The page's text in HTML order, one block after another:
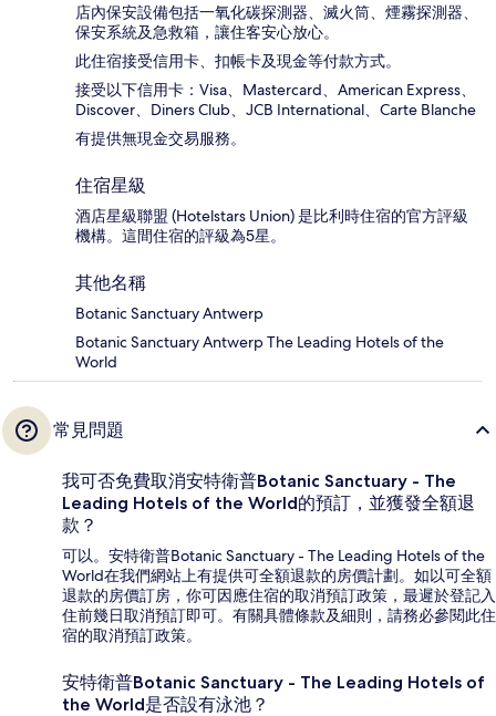
店內保安設備包括一氧化碳探測器、滅火筒、煙霧探測器、
保安系統及急救箱，讓住客安心放心。
此住宿接受信用卡、扣帳卡及現金等付款方式。
接受以下信用卡：Visa、Mastercard、American Express、
Discover、Diners Club、JCB International、Carte Blanche
有提供無現金交易服務。
住宿星級
酒店星級聯盟 (Hotelstars Union) 是比利時住宿的官方評級
機構。這間住宿的評級為5星。
其他名稱
Botanic Sanctuary Antwerp
Botanic Sanctuary Antwerp The Leading Hotels of the
World
常見問題
我可否免費取消安特衛普Botanic Sanctuary - The
Leading Hotels of the World的預訂，並獲發全額退
款？
可以。安特衛普Botanic Sanctuary - The Leading Hotels of the
World在我們網站上有提供可全額退款的房價計劃。如以可全額
退款的房價訂房，你可因應住宿的取消預訂政策，最遲於登記入
住前幾日取消預訂即可。有關具體條款及細則，請務必參閱此住
宿的取消預訂政策。
安特衛普Botanic Sanctuary - The Leading Hotels of
the World是否設有泳池？